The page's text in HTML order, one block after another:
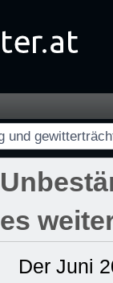
geht es
und
es
Der Juni